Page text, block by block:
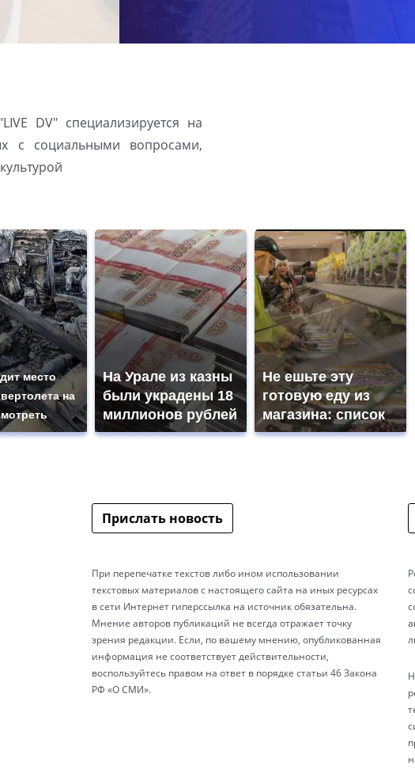
DV" специализируется на
с социальными вопросами,
место
на
На Урале из казны
были украдены 18
миллионов рублей
Не ешьте эту
готовую еду из
магазина: список
Прислать новость
При перепечатке текстов либо ином использовании
текстовых материалов с настоящего сайта на иных ресурсах
в сети Интернет гиперссылка на источник обязательна.
Мнение авторов публикаций не всегда отражает точку
зрения редакции. Если, по вашему мнению, опубликованная
информация не соответствует действительности,
воспользуйтесь правом на ответ в порядке статьи 46 Закона
РФ «О СМИ».